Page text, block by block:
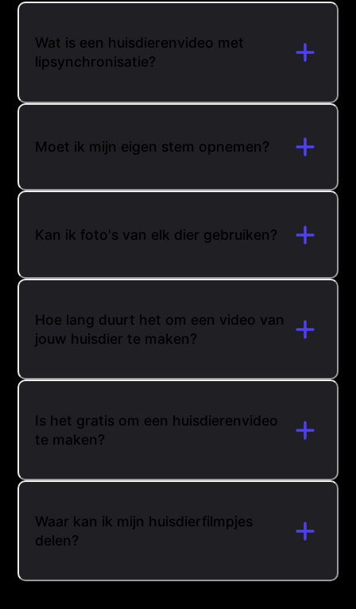
Wat is een huisdierenvideo met
lipsynchronisatie?
Moet ik mijn eigen stem opnemen?
Kan ik foto's van elk dier gebruiken?
Hoe lang duurt het om een video van
jouw huisdier te maken?
Is het gratis om een huisdierenvideo
te maken?
Waar kan ik mijn huisdierfilmpjes
delen?